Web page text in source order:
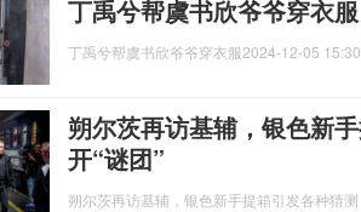
丁禹兮帮虞书欣爷爷穿衣
丁禹兮帮虞书欣爷爷穿衣服2024-12-05
朔尔茨再访基辅，银色新
开“谜团”
朔尔茨再访基辅，银色新手提箱引发各种猜测